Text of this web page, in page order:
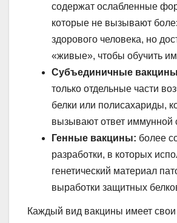
содержат ослабленные
которые не вызывают
здорового человека, но
«живые», чтобы обучить
Субъединичные
только отдельные части
белки или полисахариды,
вызывают ответ иммунной
Генные вакцины: более
разработки, в которых
генетический материал
выработки защитных
Каждый вид вакцины имеет свои